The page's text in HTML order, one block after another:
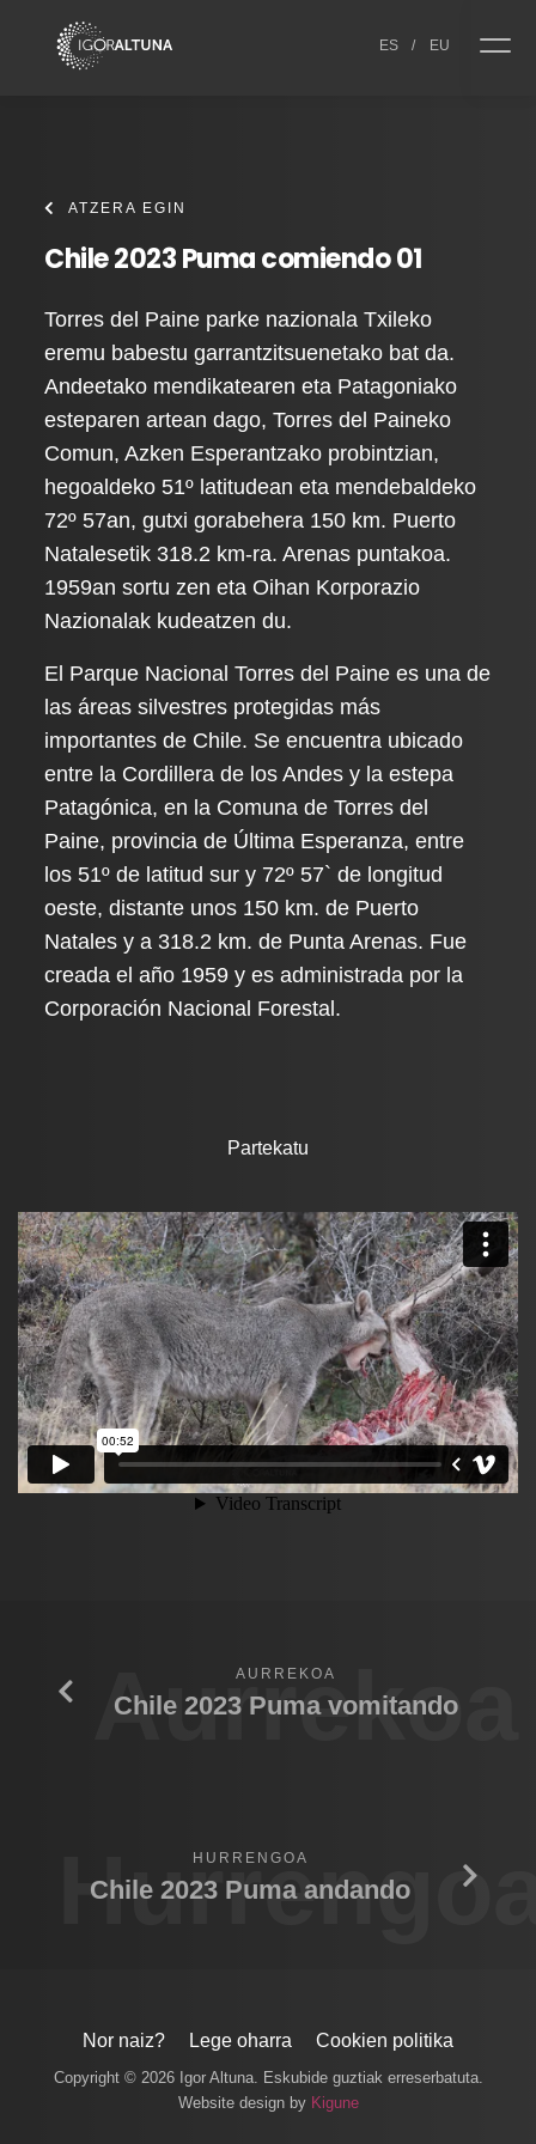
ES / EU
ATZERA EGIN
Chile 2023 Puma comiendo 01
Torres del Paine parke nazionala Txileko
eremu babestu garrantzitsuenetako bat da.
Andeetako mendikatearen eta Patagoniako
esteparen artean dago, Torres del Paineko
Comun, Azken Esperantzako probintzian,
hegoaldeko 51º latitudean eta mendebaldeko
72º 57an, gutxi gorabehera 150 km. Puerto
Natalesetik 318.2 km-ra. Arenas puntakoa.
1959an sortu zen eta Oihan Korporazio
Nazionalak kudeatzen du.
El Parque Nacional Torres del Paine es una de
las áreas silvestres protegidas más
importantes de Chile. Se encuentra ubicado
entre la Cordillera de los Andes y la estepa
Patagónica, en la Comuna de Torres del
Paine, provincia de Última Esperanza, entre
los 51º de latitud sur y 72º 57` de longitud
oeste, distante unos 150 km. de Puerto
Natales y a 318.2 km. de Punta Arenas. Fue
creada el año 1959 y es administrada por la
Corporación Nacional Forestal.
Partekatu
Aurrekoa
AURREKOA
Chile 2023 Puma vomitando
HURRENGOA
Chile 2023 Puma andando
Nor naiz? Lege oharra Cookien politika
Copyright © 2026 Igor Altuna. Eskubide guztiak erreserbatuta.
Website design by Kigune